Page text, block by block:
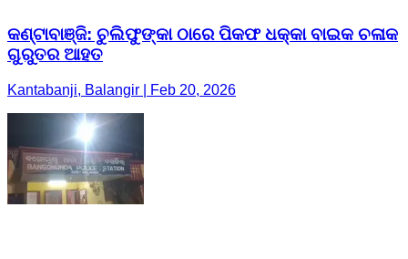
କଣ୍ଟାବାଞ୍ଜି: ଚୁଲିଫୁଙ୍କା ଠାରେ ପିକଫ ଧକ୍କା ବାଇକ ଚଳାକ
ଗୁରୁତର ଆହତ
Kantabanji, Balangir | Feb 20, 2026